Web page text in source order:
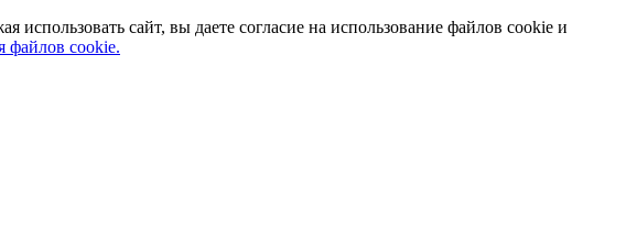
сайт, вы даете согласие на использование файлов cookie и
файлов cookie.